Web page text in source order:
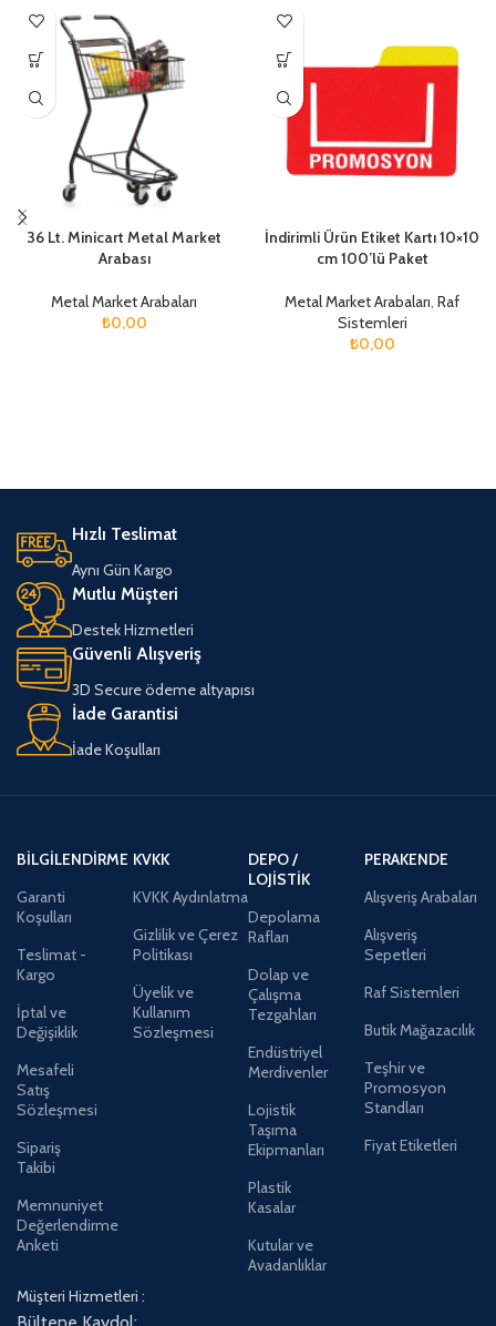
36 Lt. Minicart Metal Market
Arabası
Metal Market Arabaları
₺0,00
İndirimli Ürün Etiket Kartı 10×10
cm 100’lü Paket
Metal Market Arabaları, Raf
Sistemleri
₺0,00
Hızlı Teslimat
Aynı Gün Kargo
Mutlu Müşteri
Destek Hizmetleri
Güvenli Alışveriş
3D Secure ödeme altyapısı
İade Garantisi
İade Koşulları
BILGILENDIRME
Garanti
Koşulları
Teslimat -
Kargo
İptal ve
Değişiklik
Mesafeli
Satış
Sözleşmesi
Sipariş
Takibi
Memnuniyet
Değerlendirme
Anketi
KVKK
KVKK Aydınlatma
Gizlilik ve Çerez
Politikası
Üyelik ve
Kullanım
Sözleşmesi
DEPO /
LOJISTIK
Depolama
Rafları
Dolap ve
Çalışma
Tezgahları
Endüstriyel
Merdivenler
Lojistik
Taşıma
Ekipmanları
Plastik
Kasalar
Kutular ve
Avadanlıklar
PERAKENDE
Alışveriş Arabaları
Alışveriş
Sepetleri
Raf Sistemleri
Butik Mağazacılık
Teşhir ve
Promosyon
Standları
Fiyat Etiketleri
Müşteri Hizmetleri :